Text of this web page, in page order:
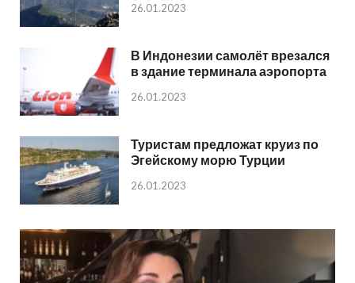
26.01.2023
В Индонезии самолёт врезался
в здание терминала аэропорта
26.01.2023
Туристам предложат круиз по
Эгейскому морю Турции
26.01.2023